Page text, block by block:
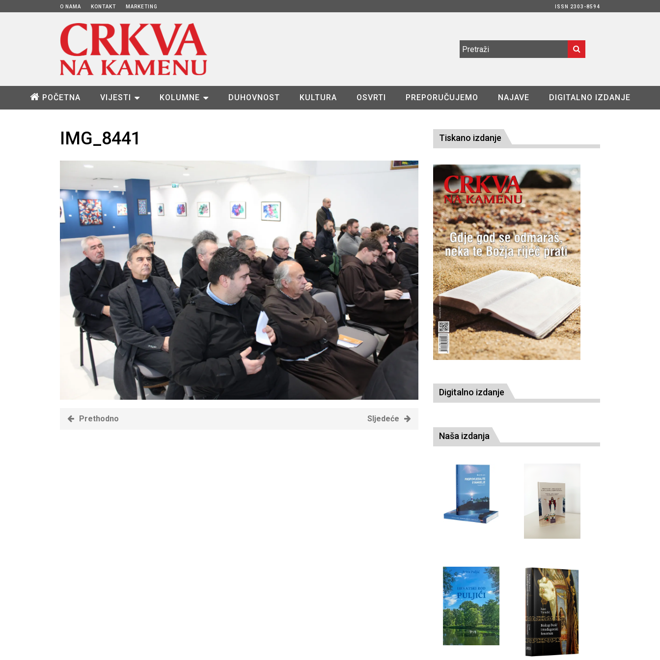
O NAMA KONTAKT MARKETING ISSN 2303-8594
POČETNA VIJESTI KOLUMNE DUHOVNOST KULTURA OSVRTI PREPORUČUJEMO NAJAVE DIGITALNO IZDANJE
IMG_8441
Prethodno Sljedeće
Tiskano izdanje
Digitalno izdanje
Naša izdanja